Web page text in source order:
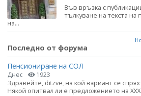
Във връзка с
тълкуване на текста на
на...
Последно от форума
Пенсиониране на СОЛ
Днес 1923
Здравейте, ditzve, на кой вариант се
Някой опитвал ли е предложението на